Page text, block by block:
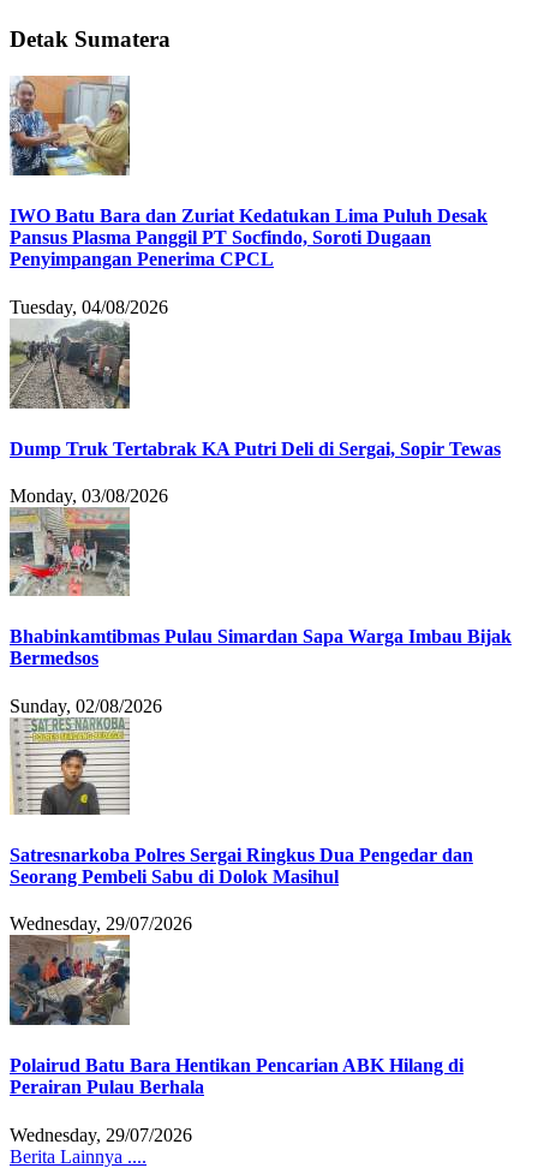
Detak Sumatera
IWO Batu Bara dan Zuriat Kedatukan Lima Puluh Desak
Pansus Plasma Panggil PT Socfindo, Soroti Dugaan
Penyimpangan Penerima CPCL
Tuesday, 04/08/2026
Dump Truk Tertabrak KA Putri Deli di Sergai, Sopir Tewas
Monday, 03/08/2026
Bhabinkamtibmas Pulau Simardan Sapa Warga Imbau Bijak
Bermedsos
Sunday, 02/08/2026
Satresnarkoba Polres Sergai Ringkus Dua Pengedar dan
Seorang Pembeli Sabu di Dolok Masihul
Wednesday, 29/07/2026
Polairud Batu Bara Hentikan Pencarian ABK Hilang di
Perairan Pulau Berhala
Wednesday, 29/07/2026
Berita Lainnya ....